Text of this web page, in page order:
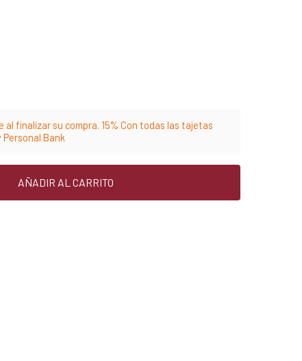
finalizar su compra. 15% Con todas las tajetas
Bank
AÑADIR AL CARRITO